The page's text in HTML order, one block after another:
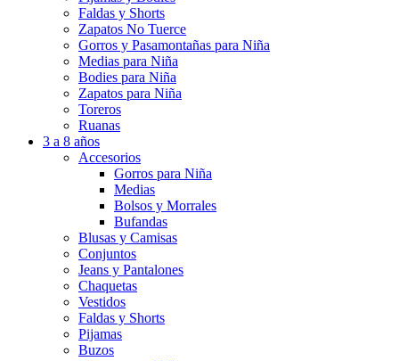
Faldas y Shorts
Zapatos No Tuerce
Gorros y Pasamontañas para Niña
Medias para Niña
Bodies para Niña
Zapatos para Niña
Toreros
Ruanas
3 a 8 años
Accesorios
Gorros para Niña
Medias
Bolsos y Morrales
Bufandas
Blusas y Camisas
Conjuntos
Jeans y Pantalones
Chaquetas
Vestidos
Faldas y Shorts
Pijamas
Buzos